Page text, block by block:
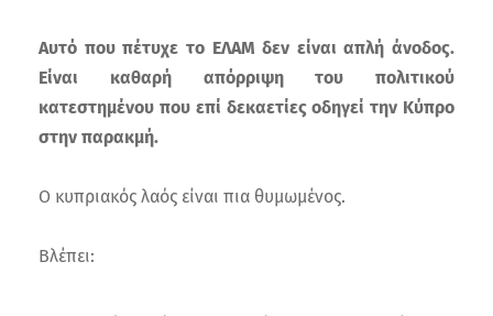
Αυτό που πέτυχε το ΕΛΑΜ δεν είναι απλή άνοδος.
Είναι καθαρή απόρριψη του πολιτικού
κατεστημένου που επί δεκαετίες οδηγεί την Κύπρο
στην παρακμή.
Ο κυπριακός λαός είναι πια θυμωμένος.
Βλέπει: